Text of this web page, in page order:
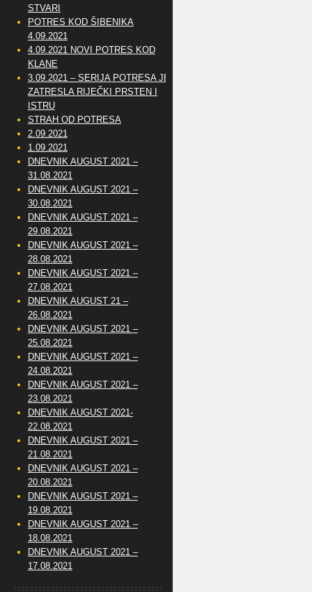
STVARI
POTRES KOD ŠIBENIKA
4.09.2021
4.09.2021 NOVI POTRES KOD
KLANE
3.09.2021 – SERIJA POTRESA JE
ZATRESLA RIJEČKI PRSTEN I
ISTRU
STRAH OD POTRESA
2.09.2021
1.09.2021
DNEVNIK AUGUST 2021 –
31.08.2021
DNEVNIK AUGUST 2021 –
30.08.2021
DNEVNIK AUGUST 2021 –
29.08.2021
DNEVNIK AUGUST 2021 –
28.08.2021
DNEVNIK AUGUST 2021 –
27.08.2021
DNEVNIK AUGUST 21 –
26.08.2021
DNEVNIK AUGUST 2021 –
25.08.2021
DNEVNIK AUGUST 2021 –
24.08.2021
DNEVNIK AUGUST 2021 –
23.08.2021
DNEVNIK AUGUST 2021-
22.08.2021
DNEVNIK AUGUST 2021 –
21.08.2021
DNEVNIK AUGUST 2021 –
20.08.2021
DNEVNIK AUGUST 2021 –
19.08.2021
DNEVNIK AUGUST 2021 –
18.08.2021
DNEVNIK AUGUST 2021 –
17.08.2021